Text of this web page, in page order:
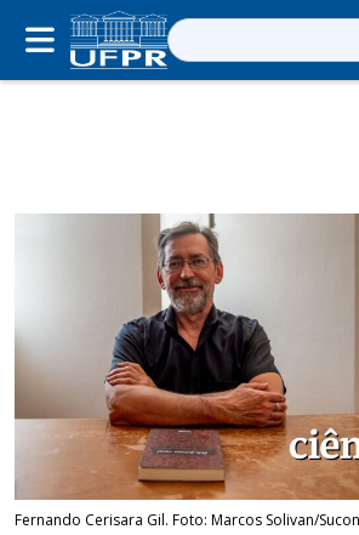
Pesquisar
por:
Fernando Cerisara Gil. Foto: Marcos Solivan/